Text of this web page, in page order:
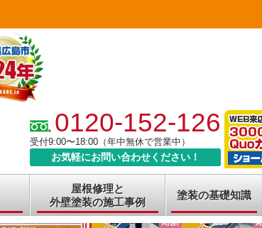
0120-152-126
受付9:00〜18:00（年中無休で営業中）
お気軽にお問い合わせください！
屋根修理と
外壁塗装の施工事例
塗装の基礎知識